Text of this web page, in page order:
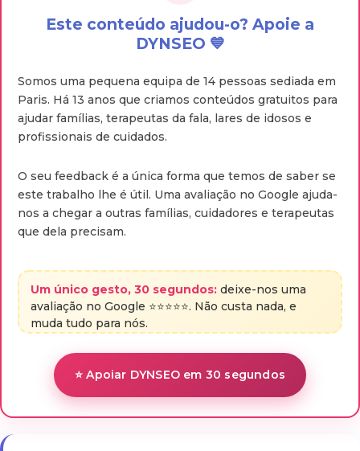
Este conteúdo ajudou-o? Apoie a
DYNSEO 💙
Somos uma pequena equipa de 14 pessoas sediada em
Paris. Há 13 anos que criamos conteúdos gratuitos para
ajudar famílias, terapeutas da fala, lares de idosos e
profissionais de cuidados.
O seu feedback é a única forma que temos de saber se
este trabalho lhe é útil. Uma avaliação no Google ajuda-
nos a chegar a outras famílias, cuidadores e terapeutas
que dela precisam.
Um único gesto, 30 segundos: deixe-nos uma
avaliação no Google ⭐⭐⭐⭐⭐. Não custa nada, e
muda tudo para nós.
⭐ Apoiar DYNSEO em 30 segundos